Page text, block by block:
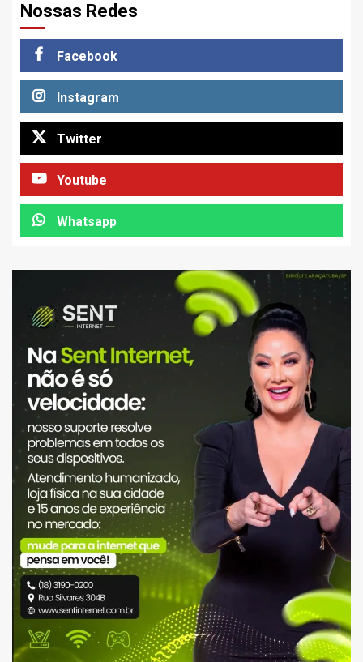
Nossas Redes
Facebook
Instagram
Twitter
Youtube
Whatsapp